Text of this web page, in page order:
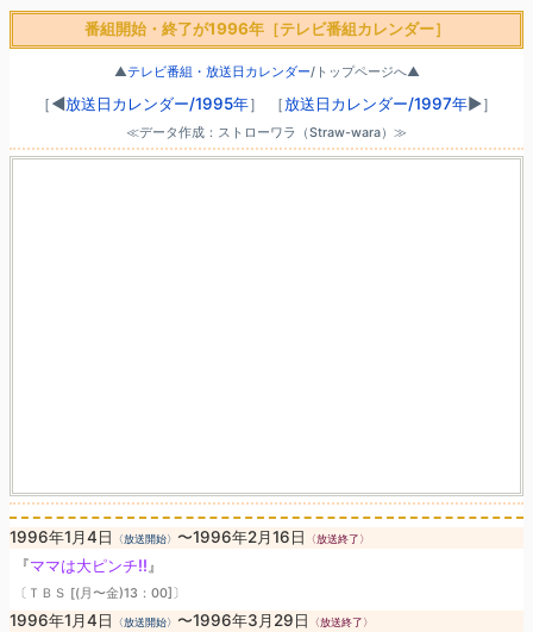
番組開始・終了が1996年［テレビ番組カレンダー］
▲テレビ番組・放送日カレンダー/トップページへ▲
［◀放送日カレンダー/1995年］ ［放送日カレンダー/1997年▶］
≪データ作成：ストローワラ（Straw-wara）≫
1996年1月4日 〈放送開始〉 〜1996年2月16日 〈放送終了〉
『ママは大ピンチ!!』
〔ＴＢＳ [(月〜金)13：00]〕
1996年1月4日 〈放送開始〉 〜1996年3月29日 〈放送終了〉